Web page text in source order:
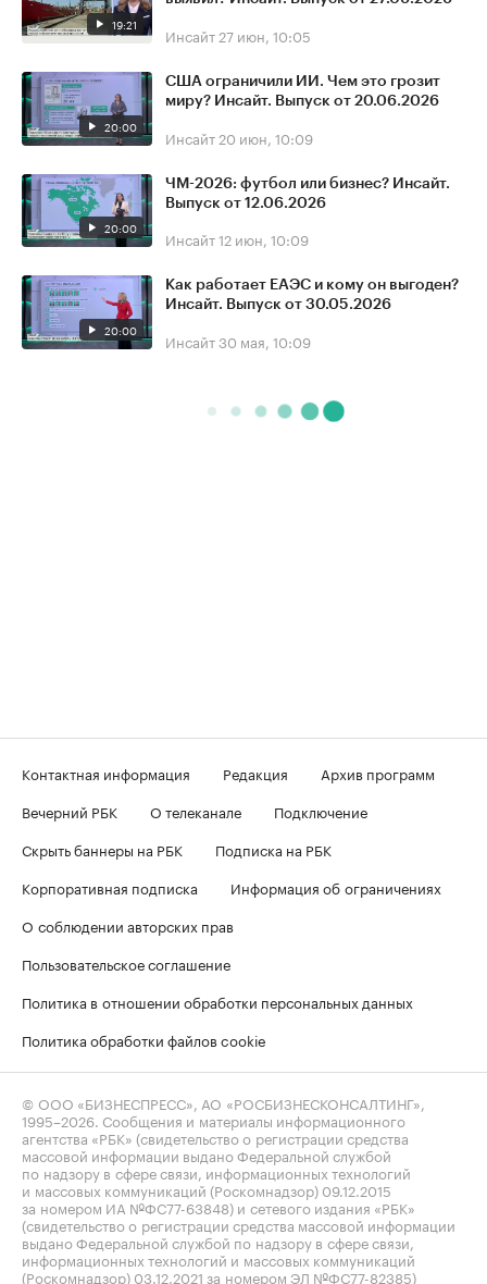
19:21 Инсайт 27 июн, 10:05
20:00
США ограничили ИИ. Чем это грозит
миру? Инсайт. Выпуск от 20.06.2026
Инсайт 20 июн, 10:09
20:00
ЧМ-2026: футбол или бизнес? Инсайт.
Выпуск от 12.06.2026
Инсайт12 июн, 10:09
20:00
Как работает ЕАЭС и кому он выгоден?
Инсайт. Выпуск от 30.05.2026
Инсайт30 мая, 10:09
Контактная информация Редакция
Архив программ
Вечерний РБК
О телеканале
Подключение
Скрыть баннеры на РБК
Подписка на РБК
Корпоративная подписка
Информация об ограничениях
О соблюдении авторских прав
Пользовательское соглашение
Политика в отношении обработки персональных данных
Политика обработки файлов cookie
© ООО «БИЗНЕСПРЕСС», АО «РОСБИЗНЕСКОНСАЛТИНГ»,
1995–2026. Сообщения и материалы информационного
агентства «РБК» (свидетельство о регистрации средства
массовой информации выдано Федеральной службой
по надзору в сфере связи, информационных технологий
и массовых коммуникаций (Роскомнадзор) 09.12.2015
за номером ИА №ФС77-63848) и сетевого издания «РБК»
(свидетельство о регистрации средства массовой информации
выдано Федеральной службой по надзору в сфере связи,
информационных технологий и массовых коммуникаций
(Роскомнадзор) 03.12.2021 за номером ЭЛ №ФС77-82385)